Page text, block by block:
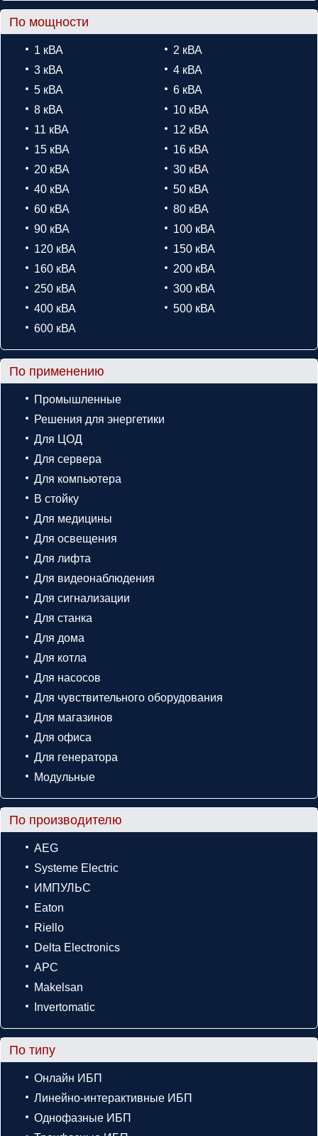
По мощности
1 кВА
2 кВА
3 кВА
4 кВА
5 кВА
6 кВА
8 кВА
10 кВА
11 кВА
12 кВА
15 кВА
16 кВА
20 кВА
30 кВА
40 кВА
50 кВА
60 кВА
80 кВА
90 кВА
100 кВА
120 кВА
150 кВА
160 кВА
200 кВА
250 кВА
300 кВА
400 кВА
500 кВА
600 кВА
По применению
Промышленные
Решения для энергетики
Для ЦОД
Для сервера
Для компьютера
В стойку
Для медицины
Для освещения
Для лифта
Для видеонаблюдения
Для сигнализации
Для станка
Для дома
Для котла
Для насосов
Для чувствительного оборудования
Для магазинов
Для офиса
Для генератора
Модульные
По производителю
AEG
Systeme Electric
ИМПУЛЬС
Eaton
Riello
Delta Electronics
APC
Makelsan
Invertomatic
По типу
Онлайн ИБП
Линейно-интерактивные ИБП
Однофазные ИБП